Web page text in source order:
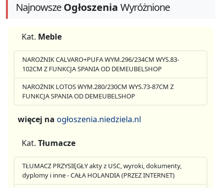
NajnowszeOgłoszenia Wyróżnione
Kat. Meble
NAROŻNIK CALVARO+PUFA WYM.296/234CM WYS.83-
102CM Z FUNKCJA SPANIA OD DEMEUBELSHOP
NAROŻNIK LOTOS WYM.280/230CM WYS.73-87CM Z
FUNKCJA SPANIA OD DEMEUBELSHOP
więcej na ogłoszenia.niedziela.nl
Kat. Tłumacze
TŁUMACZ PRZYSIĘGŁY akty z USC, wyroki, dokumenty,
dyplomy i inne - CAŁA HOLANDIA (PRZEZ INTERNET)